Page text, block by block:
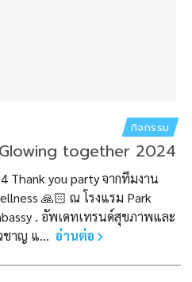
กิจกรรม
together 2024
Thank you party จากทีมงาน
🙏🏻 ณ โรงแรม Park
. อัพเดทเทรนด์สุขภาพและ
ชาญ แ... อ่านต่อ